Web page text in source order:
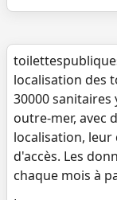
localisation des
30000
outre-mer, avec
localisation,
d'accès. Les
chaque mois à